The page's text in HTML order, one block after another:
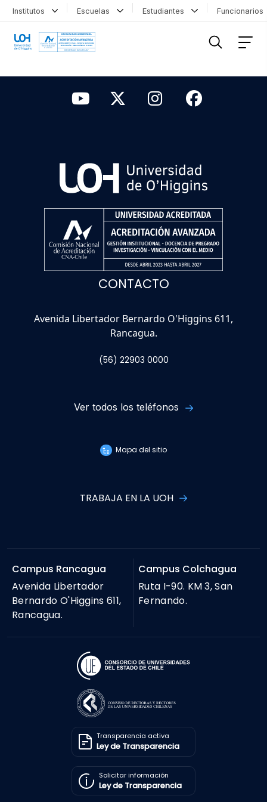
Institutos Escuelas Estudiantes
CONTACTO
Avenida Libertador Bernardo O'Higgins 611,
Rancagua.
(56) 22903 0000
Ver todos los teléfonos
Mapa del sitio
TRABAJA EN LA UOH
Campus Rancagua
Avenida Libertador
Bernardo O'Higgins 611,
Rancagua.
Campus Colchagua
Ruta I-90. KM 3, San
Fernando.
Transparencia activa
Ley de Transparencia
Solicitar información
Ley de Transparencia